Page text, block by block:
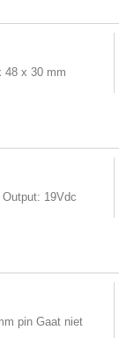
48 x 30 mm
19Vdc
pin Gaat niet